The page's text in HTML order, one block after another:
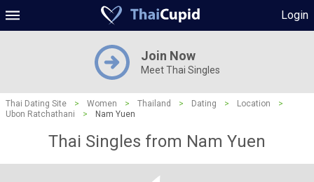
Login
Join Now
Meet Thai Singles
Thai Dating Site > Women > Thailand > Dating > Location
>
Ubon Ratchathani
> Nam Yuen
Thai Singles from Nam Yuen